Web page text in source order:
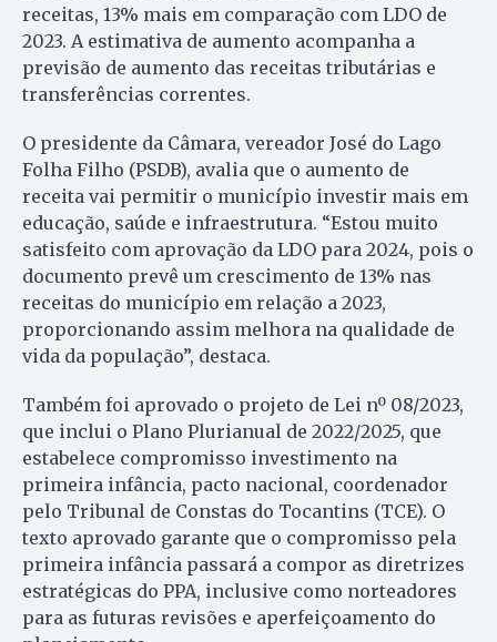
receitas, 13% mais em comparação com LDO de
2023. A estimativa de aumento acompanha a
previsão de aumento das receitas tributárias e
transferências correntes.
O presidente da Câmara, vereador José do Lago
Folha Filho (PSDB), avalia que o aumento de
receita vai permitir o município investir mais em
educação, saúde e infraestrutura. “Estou muito
satisfeito com aprovação da LDO para 2024, pois o
documento prevê um crescimento de 13% nas
receitas do município em relação a 2023,
proporcionando assim melhora na qualidade de
vida da população”, destaca.
Também foi aprovado o projeto de Lei nº 08/2023,
que inclui o Plano Plurianual de 2022/2025, que
estabelece compromisso investimento na
primeira infância, pacto nacional, coordenador
pelo Tribunal de Constas do Tocantins (TCE). O
texto aprovado garante que o compromisso pela
primeira infância passará a compor as diretrizes
estratégicas do PPA, inclusive como norteadores
para as futuras revisões e aperfeiçoamento do